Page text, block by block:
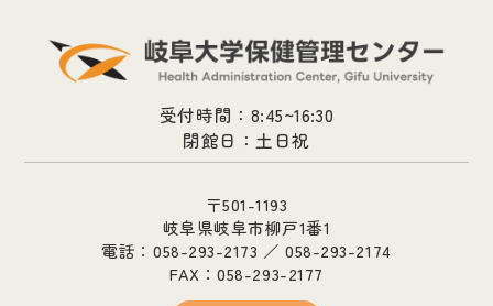
受付時間：8:45~16:30
閉館日：土日祝
〒501-1193
岐阜県岐阜市柳戸1番1
電話：058-293-2173 ／ 058-293-2174
FAX：058-293-2177